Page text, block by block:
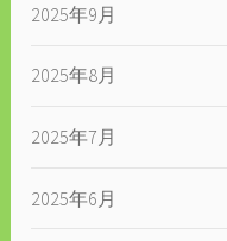
2025年9月
2025年8月
2025年7月
2025年6月